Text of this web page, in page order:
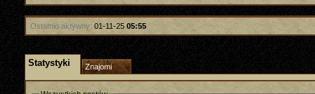
Ostatnio aktywny: 01-11-25 05:55
Statystyki Znajomi